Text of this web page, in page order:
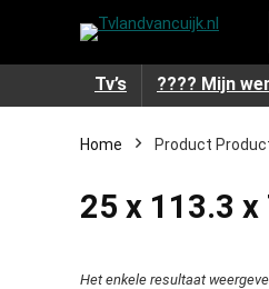
Tv’s ???? Mijn
Home Product
‎25 x 113.3
Het enkele resultaat